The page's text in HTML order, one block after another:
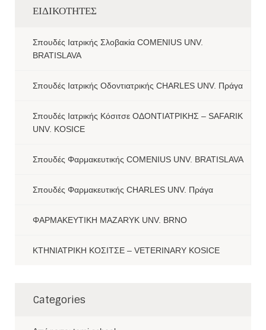
ΕΙΔΙΚΟΤΗΤΕΣ
Σπουδές Ιατρικής Σλοβακία COMENIUS UNV.
BRATISLAVA
Σπουδές Ιατρικής Οδοντιατρικής CHARLES UNV. Πράγα
Σπουδές Ιατρικής Κόσιτσε ΟΔΟΝΤΙΑΤΡΙΚΗΣ – SAFARIK
UNV. KOSICE
Σπουδές Φαρμακευτικής COMENIUS UNV. BRATISLAVA
Σπουδές Φαρμακευτικής CHARLES UNV. Πράγα
ΦΑΡΜΑΚΕΥΤΙΚΗ MAZARYK UNV. BRNO
ΚΤΗΝΙΑΤΡΙΚΗ ΚΟΣΙΤΣΕ – VETERINARY KOSICE
Categories